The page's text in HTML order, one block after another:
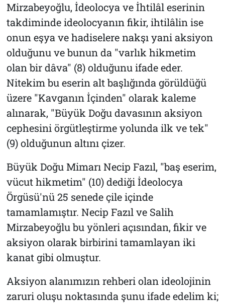
Mirzabeyoğlu, İdeolocya ve İhtilâl eserinin
takdiminde ideolocyanın fikir, ihtilâlin ise
onun eşya ve hadiselere nakşı yani aksiyon
olduğunu ve bunun da "varlık hikmetim
olan bir dâva" (8) olduğunu ifade eder.
Nitekim bu eserin alt başlığında görüldüğü
üzere "Kavganın İçinden" olarak kaleme
alınarak, "Büyük Doğu davasının aksiyon
cephesini örgütleştirme yolunda ilk ve tek"
(9) olduğunun altını çizer.
Büyük Doğu Mimarı Necip Fazıl, "baş eserim,
vücut hikmetim" (10) dediği İdeolocya
Örgüsü'nü 25 senede çile içinde
tamamlamıştır. Necip Fazıl ve Salih
Mirzabeyoğlu bu yönleri açısından, fikir ve
aksiyon olarak birbirini tamamlayan iki
kanat gibi olmuştur.
Aksiyon alanımızın rehberi olan ideolojinin
zaruri oluşu noktasında şunu ifade edelim ki;